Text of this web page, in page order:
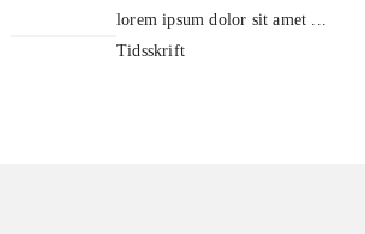
lorem ipsum dolor sit amet ...
Tidsskrift